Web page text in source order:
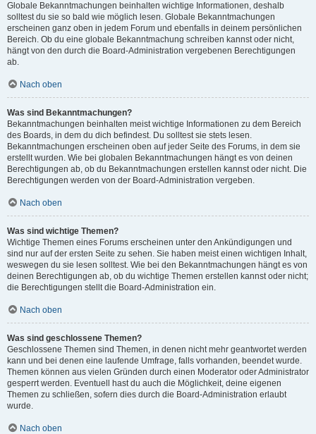
Globale Bekanntmachungen beinhalten wichtige Informationen, deshalb
solltest du sie so bald wie möglich lesen. Globale Bekanntmachungen
erscheinen ganz oben in jedem Forum und ebenfalls in deinem persönlichen
Bereich. Ob du eine globale Bekanntmachung schreiben kannst oder nicht,
hängt von den durch die Board-Administration vergebenen Berechtigungen
ab.
Nach oben
Was sind Bekanntmachungen?
Bekanntmachungen beinhalten meist wichtige Informationen zu dem Bereich
des Boards, in dem du dich befindest. Du solltest sie stets lesen.
Bekanntmachungen erscheinen oben auf jeder Seite des Forums, in dem sie
erstellt wurden. Wie bei globalen Bekanntmachungen hängt es von deinen
Berechtigungen ab, ob du Bekanntmachungen erstellen kannst oder nicht. Die
Berechtigungen werden von der Board-Administration vergeben.
Nach oben
Was sind wichtige Themen?
Wichtige Themen eines Forums erscheinen unter den Ankündigungen und
sind nur auf der ersten Seite zu sehen. Sie haben meist einen wichtigen Inhalt,
weswegen du sie lesen solltest. Wie bei den Bekanntmachungen hängt es von
deinen Berechtigungen ab, ob du wichtige Themen erstellen kannst oder nicht;
die Berechtigungen stellt die Board-Administration ein.
Nach oben
Was sind geschlossene Themen?
Geschlossene Themen sind Themen, in denen nicht mehr geantwortet werden
kann und bei denen eine laufende Umfrage, falls vorhanden, beendet wurde.
Themen können aus vielen Gründen durch einen Moderator oder Administrator
gesperrt werden. Eventuell hast du auch die Möglichkeit, deine eigenen
Themen zu schließen, sofern dies durch die Board-Administration erlaubt
wurde.
Nach oben